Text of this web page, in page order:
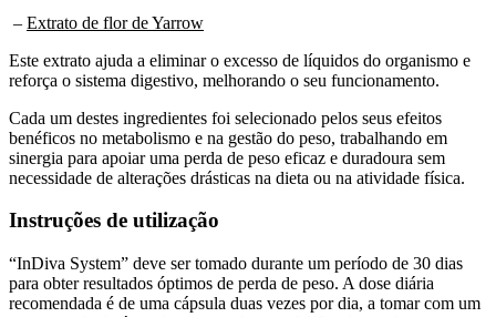
– Extrato de flor de Yarrow
Este extrato ajuda a eliminar o excesso de líquidos do organismo e
reforça o sistema digestivo, melhorando o seu funcionamento.
Cada um destes ingredientes foi selecionado pelos seus efeitos
benéficos no metabolismo e na gestão do peso, trabalhando em
sinergia para apoiar uma perda de peso eficaz e duradoura sem
necessidade de alterações drásticas na dieta ou na atividade física.
Instruções de utilização
“InDiva System” deve ser tomado durante um período de 30 dias
para obter resultados óptimos de perda de peso. A dose diária
recomendada é de uma cápsula duas vezes por dia, a tomar com um